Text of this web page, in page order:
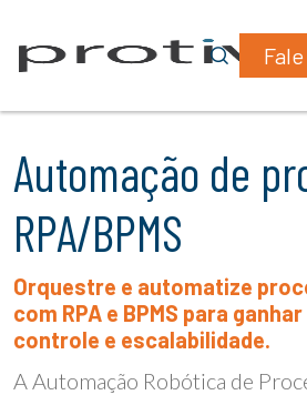
Automação de processos –
RPA/BPMS
Orquestre e automatize processos críticos
com RPA e BPMS para
controle e escalabilidade.
A Automação Robótica de